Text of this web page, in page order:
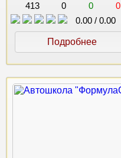
413
0 0
0
0.00 / 0.00
Подробнее